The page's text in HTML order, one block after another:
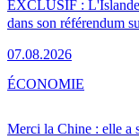
EXCLUSIF : L'Islande
dans son référendum
07.08.2026
Merci la Chine : elle a
ÉCONOMIE